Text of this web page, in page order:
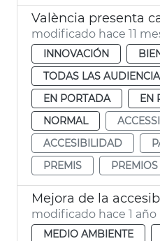
modificado hace 11
INNOVACIÓN
TODAS LAS
EN PORTADA
EN
NORMAL
ACCESIBILIDAD
PREMIS
PREMIOS
modificado hace 1 año
MEDIO AMBIENTE